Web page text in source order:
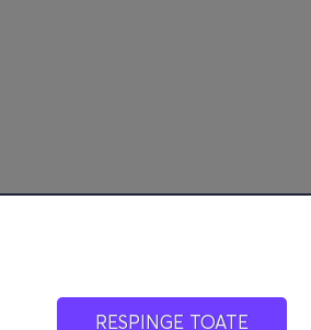
RESPINGE TOATE